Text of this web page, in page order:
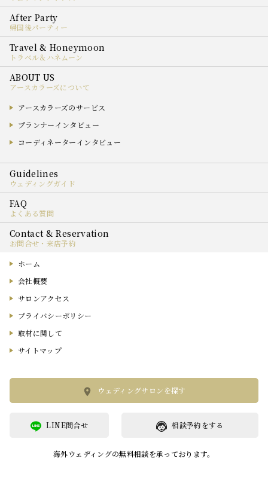
帰国後パーティー
トラベル＆ハネムーン
アースカラーズについて
アースカラーズのサービス
プランナーインタビュー
コーディネーターインタビュー
ウェディングガイド
よくある質問
お問合せ・来店予約
ホーム
会社概要
サロンアクセス
プライバシーポリシー
取材に関して
サイトマップ
ウェディングサロンを探す
相談予約をする
LINE問合せ
海外ウェディングの無料相談を承っております。